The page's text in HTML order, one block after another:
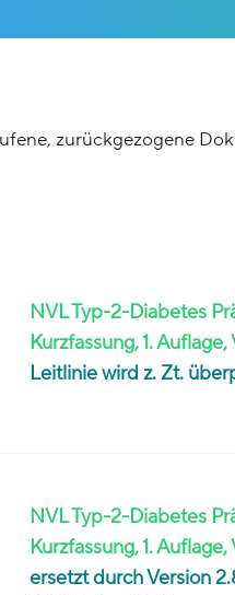
zurückgezogene
NVL Typ-2-Diabetes
Kurzfassung, 1.
Leitlinie wird z. Zt.
NVL Typ-2-Diabetes
Kurzfassung, 1. Auflage,
ersetzt durch Version